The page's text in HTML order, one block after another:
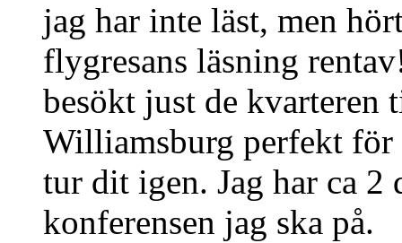
jag har inte läst, men
flygresans läsning
besökt just de kvarteren
Williamsburg perfekt för
tur dit igen. Jag har ca 2
konferensen jag ska på.